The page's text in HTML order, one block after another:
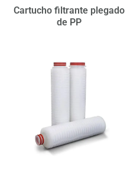
Cartucho filtrante plegado
de PP